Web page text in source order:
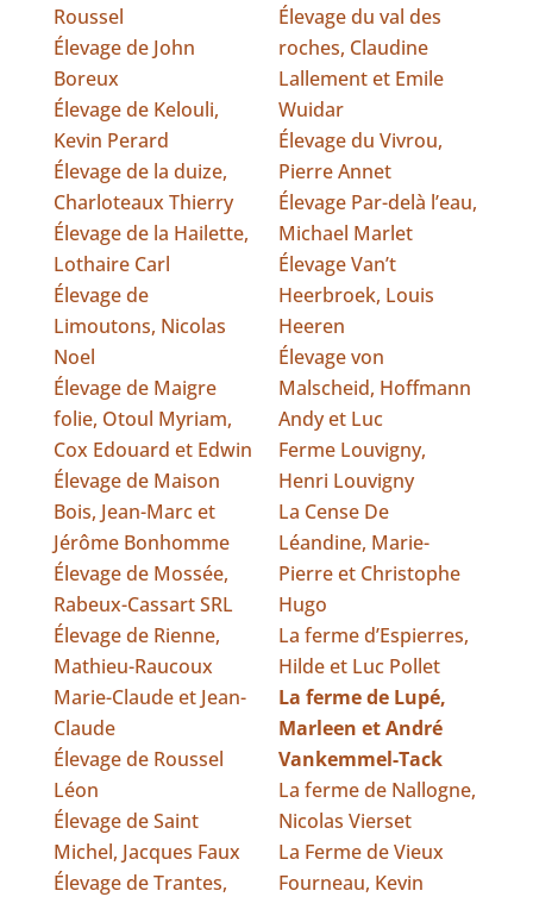
Roussel
Élevage de John
Boreux
Élevage de Kelouli,
Kevin Perard
Élevage de la duize,
Charloteaux Thierry
Élevage de la Hailette,
Lothaire Carl
Élevage de
Limoutons, Nicolas
Noel
Élevage de Maigre
folie, Otoul Myriam,
Cox Edouard et Edwin
Élevage de Maison
Bois, Jean-Marc et
Jérôme Bonhomme
Élevage de Mossée,
Rabeux-Cassart SRL
Élevage de Rienne,
Mathieu-Raucoux
Marie-Claude et Jean-
Claude
Élevage de Roussel
Léon
Élevage de Saint
Michel, Jacques Faux
Élevage de Trantes,
Élevage du val des
roches, Claudine
Lallement et Emile
Wuidar
Élevage du Vivrou,
Pierre Annet
Élevage Par-delà l’eau,
Michael Marlet
Élevage Van’t
Heerbroek, Louis
Heeren
Élevage von
Malscheid, Hoffmann
Andy et Luc
Ferme Louvigny,
Henri Louvigny
La Cense De
Léandine, Marie-
Pierre et Christophe
Hugo
La ferme d’Espierres,
Hilde et Luc Pollet
La ferme de Lupé,
Marleen et André
Vankemmel-Tack
La ferme de Nallogne,
Nicolas Vierset
La Ferme de Vieux
Fourneau, Kevin